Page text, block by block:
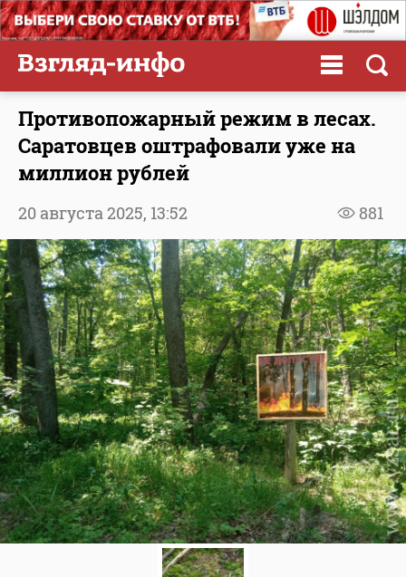
Противопожарный режим в лесах.
Саратовцев оштрафовали уже на
миллион рублей
881
20 августа 2025, 13:52